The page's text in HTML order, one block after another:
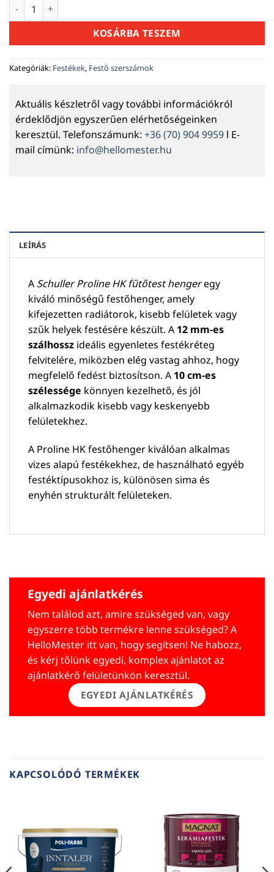
Schuller Proline HK fűtőtest henger - 12 mm-es szálhossz -
KOSÁRBA TESZEM
Kategóriák: Festékek, Festő szerszámok
Aktuális készletről vagy további információkról
érdeklődjön egyszerűen elérhetőségeinken
keresztül. Telefonszámunk: +36 (70) 904 9959 l E-
mail címünk: info@hellomester.hu
LEÍRÁS
A Schuller Proline HK fűtőtest hengeregy
kiváló minőségű festőhenger, amely
kifejezetten radiátorok, kisebb felületek vagy
szűk helyek festésére készült. A 12 mm-es
szálhossz ideális egyenletes festékréteg
felvitelére, miközben elég vastag ahhoz, hogy
megfelelő fedést biztosítson. A 10 cm-es
szélessége könnyen kezelhető, és jól
alkalmazkodik kisebb vagy keskenyebb
felületekhez.
A Proline HK festőhenger kiválóan alkalmas
vizes alapú festékekhez, de használható egyéb
festéktípusokhoz is, különösen sima és
enyhén strukturált felületeken.
Egyedi ajánlatkérés
Nem találod azt, amire szükséged van, vagy
egyszerre több termékre lenne szükséged? A
HelloMester itt van, hogy segítsen! Ne habozz,
és kérj tőlünk egyedi, komplex ajánlatot az
ajánlatkérő felületünkön keresztül.
EGYEDI AJÁNLATKÉRÉS
KAPCSOLÓDÓ TERMÉKEK